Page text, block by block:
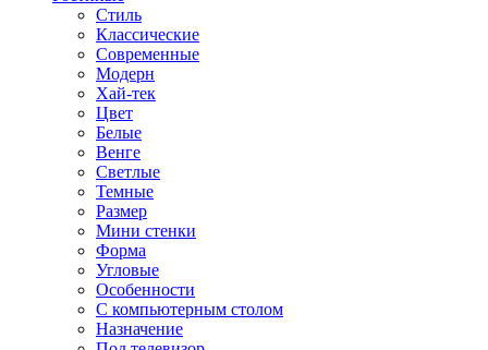
Стиль
Классические
Современные
Модерн
Хай-тек
Цвет
Белые
Венге
Светлые
Темные
Размер
Мини стенки
Форма
Угловые
Особенности
С компьютерным столом
Назначение